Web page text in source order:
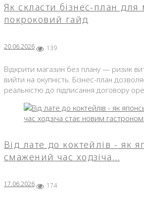
Як скласти бізнес-план для
покроковий гайд
20.06.2026 139
Відкрити магазин без плану — ризик
вийти на окупність. Бізнес-план
реальністю до підписання договору
Від лате до коктейлів - як
смажений час ходзіча…
17.06.2026 174